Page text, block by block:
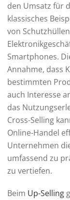
den Umsatz für
klassisches
von
Smartphones.
Annahme, dass
bestimmten
auch Interesse
das
Cross-Selling
Online-Handel
Unternehmen
umfassend zu
zu vertiefen.
Beim Up-Selling